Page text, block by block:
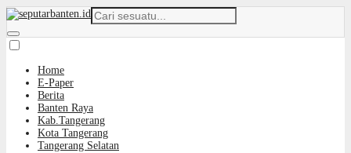
Home
E-Paper
Berita
Banten Raya
Kab.Tangerang
Kota Tangerang
Tangerang Selatan